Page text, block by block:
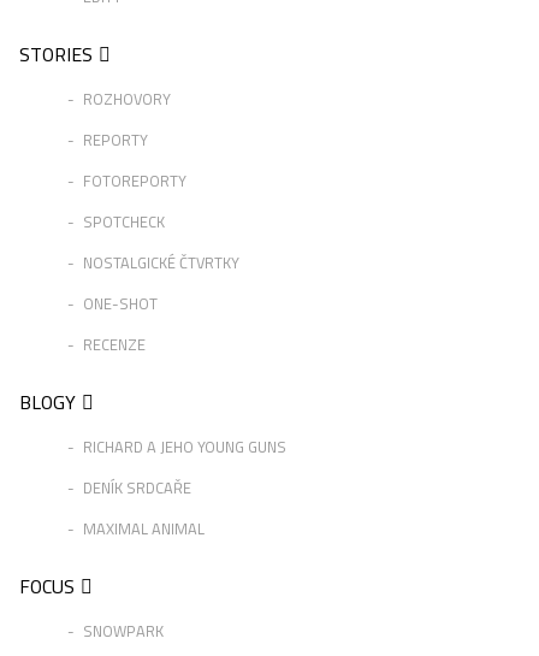
STORIES
ROZHOVORY
REPORTY
FOTOREPORTY
SPOTCHECK
NOSTALGICKÉ ČTVRTKY
ONE-SHOT
RECENZE
BLOGY
RICHARD A JEHO YOUNG GUNS
DENÍK SRDCAŘE
MAXIMAL ANIMAL
FOCUS
SNOWPARK